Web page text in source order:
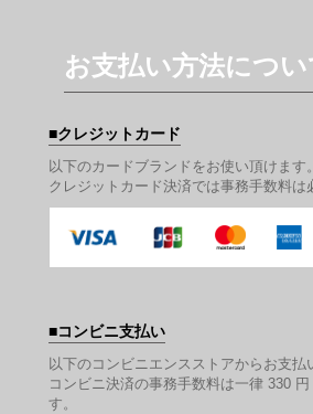
お支払い方法につい
クレジットカード
以下のカードブランドをお使い頂けます。
クレジットカード決済では事務手数料は
コンビニ支払い
以下のコンビニエンスストアからお支払
コンビニ決済の事務手数料は一律 330
す。